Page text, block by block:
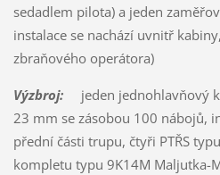
sedadlem pilota) a jeden
instalace se nachází uvnitř
zbraňového operátora)
Výzbroj:jeden jednohlavňový
23 mm se zásobou 100 nábojů,
přední části trupu, čtyři PTŘS
kompletu typu 9K14M Maljutka-